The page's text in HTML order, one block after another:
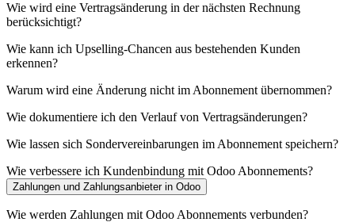
Wie wird eine Vertragsänderung in der nächsten Rechnung
berücksichtigt?
Wie kann ich Upselling-Chancen aus bestehenden Kunden
erkennen?
Warum wird eine Änderung nicht im Abonnement übernommen?
Wie dokumentiere ich den Verlauf von Vertragsänderungen?
Wie lassen sich Sondervereinbarungen im Abonnement speichern?
Wie verbessere ich Kundenbindung mit Odoo Abonnements?
Zahlungen und Zahlungsanbieter in Odoo
Wie werden Zahlungen mit Odoo Abonnements verbunden?